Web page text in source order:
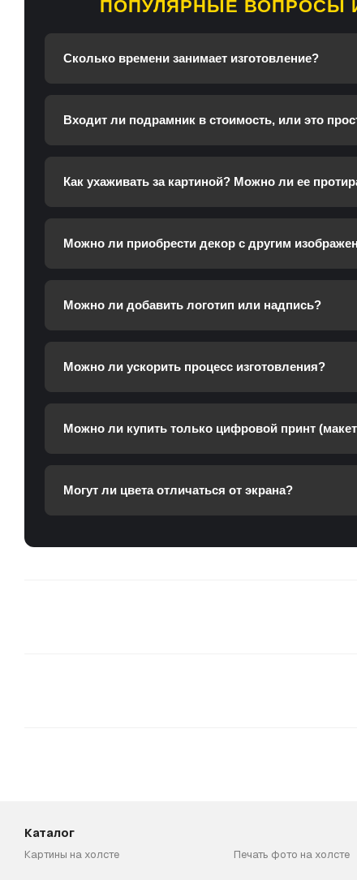
Гарантируем 100% качества:пожалуйста, свяжитесь с
ПОПУЛЯРНЫЕ ВОПРОСЫ
Сколько времени занимает изготовление?
Входит ли подрамник в стоимость, или это
Как ухаживать за картиной? Можно ли ее
Можно ли приобрести декор с другим
Можно ли добавить логотип или надпись?
Можно ли ускорить процесс изготовления?
Можно ли купить только цифровой принт
Могут ли цвета отличаться от экрана?
Каталог
Картины на холсте Печать фото на холсте